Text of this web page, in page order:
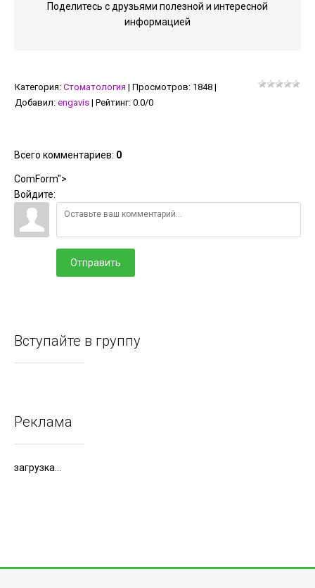
Поделитесь с друзьями полезной и интересной
информацией
Категория: Стоматология | Просмотров: 1848 |
Добавил: engavis | Рейтинг: 0.0/0
Всего комментариев: 0
ComForm">
Войдите:
Отправить
Вступайте в группу
Реклама
загрузка...